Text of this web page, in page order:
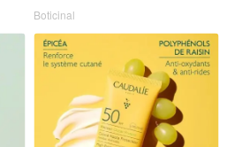
Boticinal